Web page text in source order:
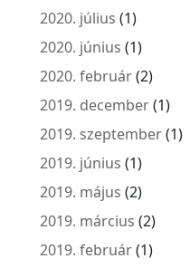
2020. július (1)
2020. június (1)
2020. február(2)
2019. december(1)
2019. szeptember(1)
2019. június (1)
2019. május (2)
2019. március (2)
2019. február(1)